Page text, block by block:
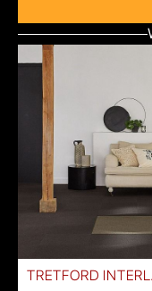
TRETFORD